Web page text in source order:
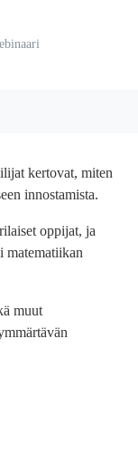
kertovat, miten
innostamista.
oppijat, ja
matematiikan
muut